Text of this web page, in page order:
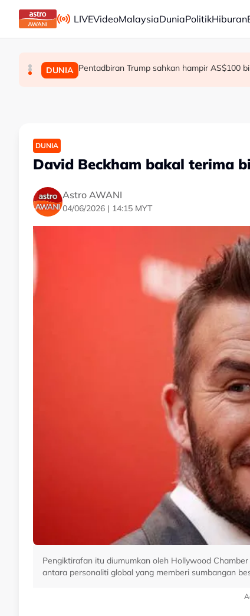
Skip to main content
LIVEVideoMalaysiaDuniaPolitikHiburan
MALAYSIA Mayat bayi dengan kesan tikaman:
MALAYSIA Polis tumpaskan dua sindiket seludup
DUNIA Pentadbiran Trump sahkan hampir AS$100
DUNIA
David Beckham bakal terima
Astro AWANI
04/06/2026 | 14:15 MYT
Pengiktirafan itu diumumkan oleh Hollywood
antara personaliti global yang memberi sumbangan